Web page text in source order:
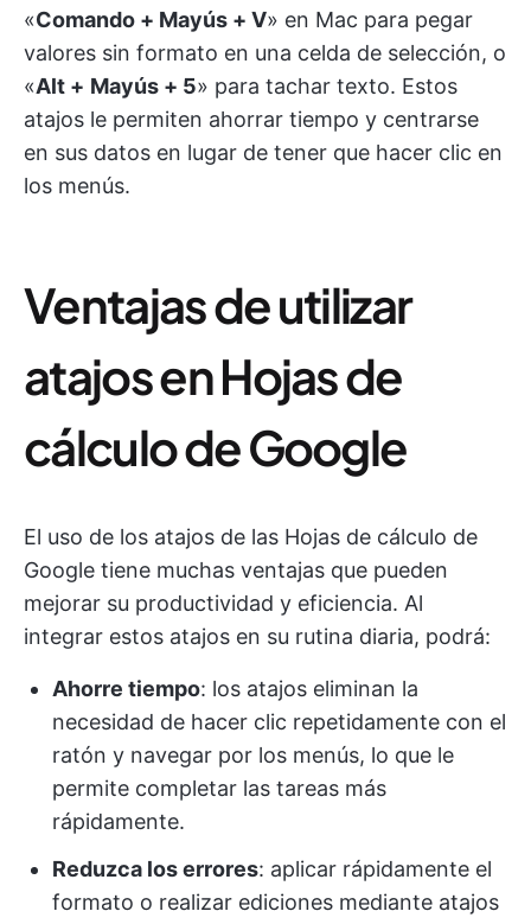
«Comando + Mayús + V» en Mac para pegar
valores sin formato en una celda de selección, o
«Alt + Mayús + 5» para tachar texto. Estos
atajos le permiten ahorrar tiempo y centrarse
en sus datos en lugar de tener que hacer clic en
los menús.
Ventajas de utilizar
atajos en Hojas de
cálculo de Google
El uso de los atajos de las Hojas de cálculo de
Google tiene muchas ventajas que pueden
mejorar su productividad y eficiencia. Al
integrar estos atajos en su rutina diaria, podrá:
Ahorre tiempo: los atajos eliminan la
necesidad de hacer clic repetidamente con el
ratón y navegar por los menús, lo que le
permite completar las tareas más
rápidamente.
Reduzca los errores: aplicar rápidamente el
formato o realizar ediciones mediante atajos